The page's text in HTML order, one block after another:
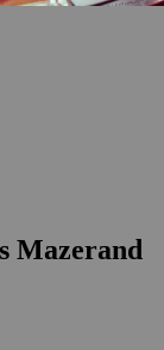
Mazerand